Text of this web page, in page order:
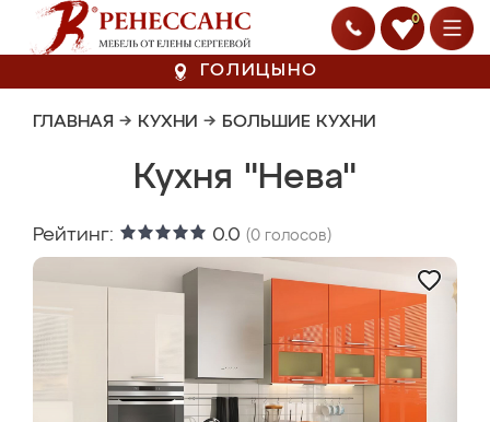
0
ГОЛИЦЫНО
ГЛАВНАЯ → КУХНИ → БОЛЬШИЕ КУХНИ
Кухня "Нева"
Рейтинг: 0.0 (0 голосов)